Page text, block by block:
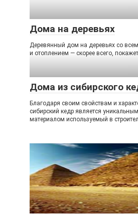
Дома на деревьях
Деревянный дом на деревьях со
и отоплением — скорее всего,
Дома из сибирского
Благодаря своим свойствам и
сибирский кедр является
материалом используемый в